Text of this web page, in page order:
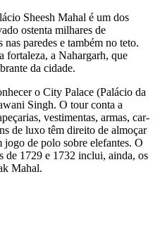
Sheesh Mah­al é um dos
ostenta milhares de
paredes e também no teto.
fortaleza, a Nahargarh, que
da cidade.
o City Palace (Palácio da
Singh. O tour conta a
vestimentas, armas, car­
de luxo têm direito de almoçar
jogo de polo sobre elefantes. O
de 1729 e 1732 inclui, ainda, os
Mahal.